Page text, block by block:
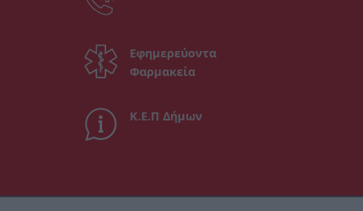
Εφημερεύοντα
Φαρμακεία
Κ.Ε.Π Δήμων